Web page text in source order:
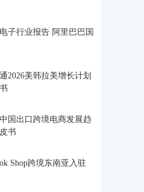
子行业报告 阿里巴巴国
2026美韩拉美增长计划
国出口跨境电商发展趋
书
Shop跨境东南亚入驻